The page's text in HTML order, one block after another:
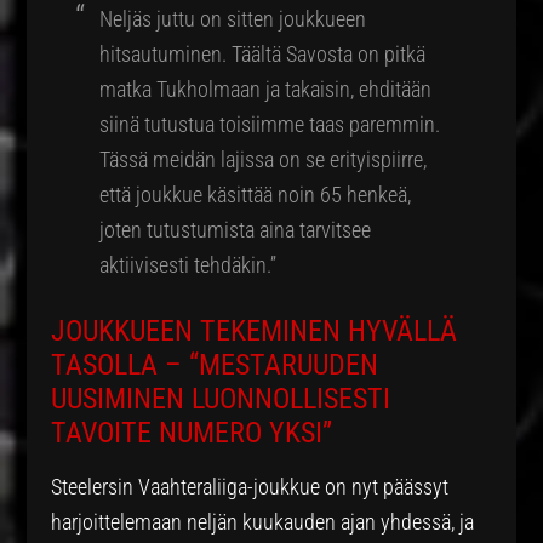
Neljäs juttu on sitten joukkueen
hitsautuminen. Täältä Savosta on pitkä
matka Tukholmaan ja takaisin, ehditään
siinä tutustua toisiimme taas paremmin.
Tässä meidän lajissa on se erityispiirre,
että joukkue käsittää noin 65 henkeä,
joten tutustumista aina tarvitsee
aktiivisesti tehdäkin.”
JOUKKUEEN TEKEMINEN HYVÄLLÄ
TASOLLA – “MESTARUUDEN
UUSIMINEN LUONNOLLISESTI
TAVOITE NUMERO YKSI”
Steelersin Vaahteraliiga-joukkue on nyt päässyt
harjoittelemaan neljän kuukauden ajan yhdessä, ja